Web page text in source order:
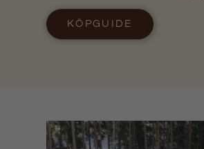
KÖPGUIDE